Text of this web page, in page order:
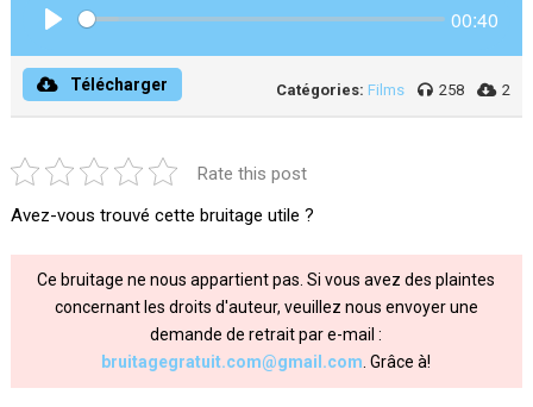
00:40
Télécharger Catégories: Films 258 2
Rate this post
Avez-vous trouvé cette bruitage utile ?
Ce bruitage ne nous appartient pas. Si vous avez des plaintes
concernant les droits d'auteur, veuillez nous envoyer une
demande de retrait par e-mail :
bruitagegratuit.com@gmail.com . Grâce à!